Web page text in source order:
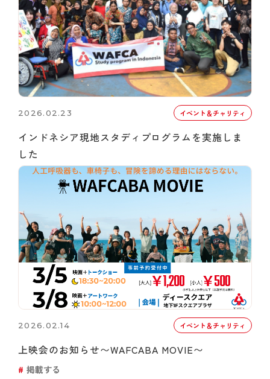
2026.02.23 イベント＆チャリティ
インドネシア現地スタディプログラムを実施しま
した
2026.02.14 イベント＆チャリティ
上映会のお知らせ〜WAFCABA MOVIE〜
掲載する